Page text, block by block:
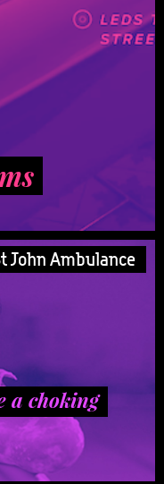
John Ambulance
a choking